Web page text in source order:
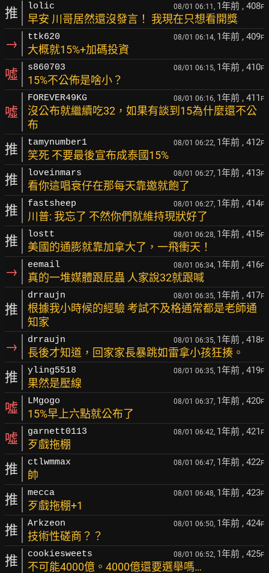
推 lolic 08/01 06:11, 1年前 , 408F
早安 川哥居然還沒發言！ 我現在只想看開獎
→ ttk620 08/01 06:14, 1年前 , 409F
大概就15%+加碼投資
噓 s860703 08/01 06:15, 1年前 , 410F
15%不公佈是啥小？
噓
FOREVER49KG 08/01 06:16, 1年前 , 411 F
沒公布就繼續吃32，如果有談到15為什麼還不公
布
推 tamynumber1 08/01 06:22, 1年前 , 412F
笑死 不要最後宣布成泰國15%
推 loveinmars 08/01 06:27, 1年前 , 413F
看你這唱衰仔在那每天靠邀就飽了
推 fastsheep 08/01 06:27, 1年前 , 414F
川普: 我忘了 不然你們就維持現狀好了
推 lostt 08/01 06:28, 1年前 , 415F
美國的通膨就靠加拿大了，一飛衝天！
→ eemail 08/01 06:34, 1年前 , 416F
真的一堆媒體跟屁蟲 人家說32就跟喊
推
drraujn 08/01 06:35, 1年前 , 417F
根據我小時候的經驗 考試不及格通常都是老師通
知家
→ drraujn 08/01 06:35, 1年前 , 418F
長後才知道，回家家長暴跳如雷拿小孩狂揍。
推 yling5518 08/01 06:35, 1年前 , 419F
果然是壓線
噓 LMgogo 08/01 06:37, 1年前 , 420F
15%早上六點就公布了
噓 garnett0113 08/01 06:42, 1年前 , 421 F
歹戲拖棚
推 ctlwmmax 08/01 06:47, 1年前 , 422F
帥
推 mecca 08/01 06:48, 1年前 , 423F
歹戲拖棚+1
推 Arkzeon 08/01 06:50, 1年前 , 424F
技術性磋商？？
推 cookiesweets 08/01 06:52, 1年前 , 425F
不可能4000億。4000億還要選舉嗎…